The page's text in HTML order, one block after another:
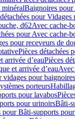
minéralBaignoires pour
pour
d62Avec cache-
pour Avec cache-
pour receveurs de
Pièces détachées
arrivée d’eauPièces
et arrivée d’eau
vidages pour baignoires
porteurs
pour lavabos
pour urinoirsBâti-
pour Bâti-supports